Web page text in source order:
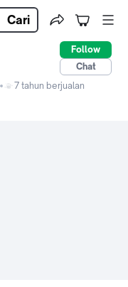
Cari
Follow
Chat
7 tahun berjualan